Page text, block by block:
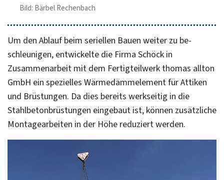
Bild: Bärbel Rechenbach
Um den Ablauf beim seriellen Bauen weiter zu be­
schleunigen, entwickelte die Firma Schöck in
Zusammenarbeit mit dem Fertigteilwerk thomas allton
GmbH ein spezielles Wärmedämmelement für Attiken
und Brüstungen. Da dies bereits werkseitig in die
Stahlbetonbrüstungen eingebaut ist, können zusätzliche
Montagearbeiten in der Höhe reduziert werden.